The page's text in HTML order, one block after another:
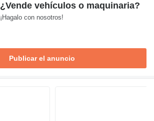
¿Vende vehículos o maquinaria?
¡Hagalo con nosotros!
Publicar el anuncio